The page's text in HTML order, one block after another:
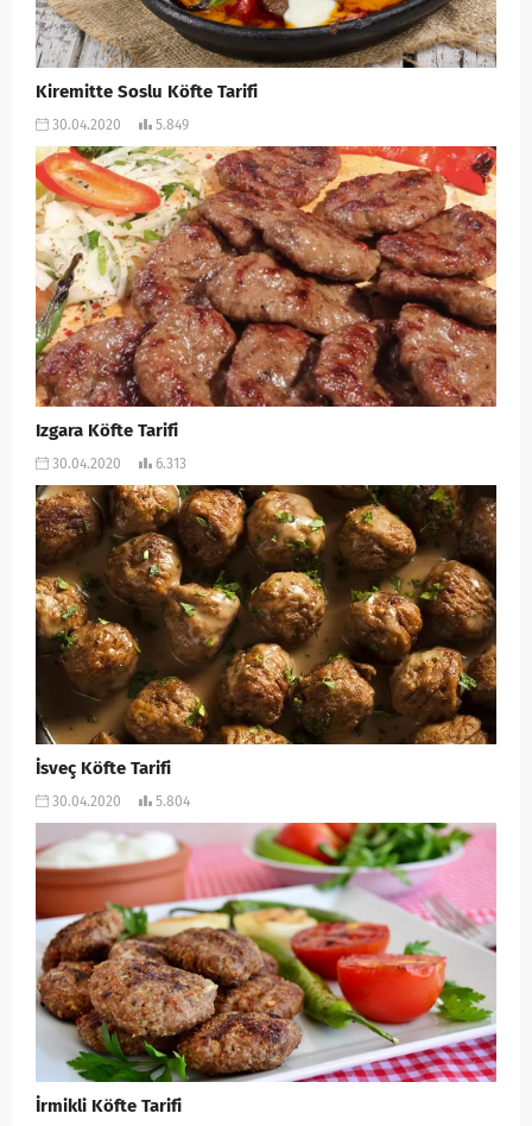
Kiremitte Soslu Köfte Tarifi
30.04.2020 5.849
Izgara Köfte Tarifi
30.04.2020 6.313
İsveç Köfte Tarifi
30.04.2020 5.804
İrmikli Köfte Tarifi